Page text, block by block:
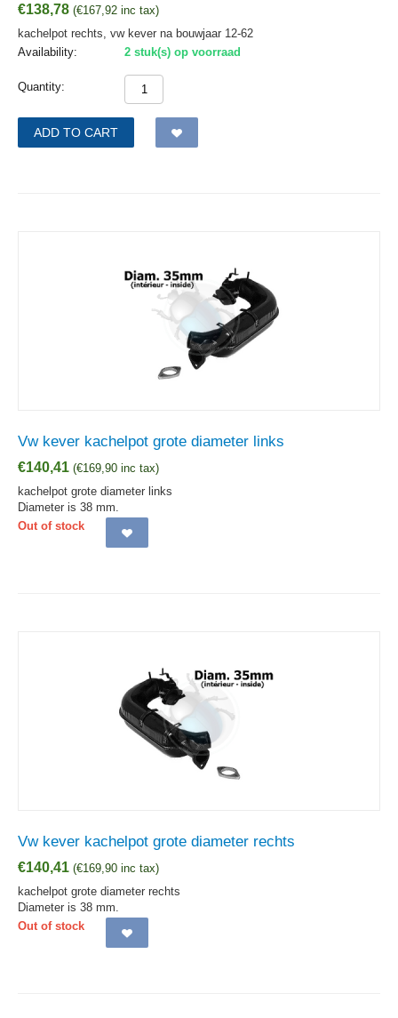
€138,78 (€167,92 inc tax)
kachelpot rechts, vw kever na bouwjaar 12-62
Availability:
2 stuk(s) op voorraad
Quantity:
ADD TO CART
Vw kever kachelpot grote diameter links
€140,41 (€169,90 inc tax)
kachelpot grote diameter links
Diameter is 38 mm.
Out of stock
Vw kever kachelpot grote diameter rechts
€140,41 (€169,90 inc tax)
kachelpot grote diameter rechts
Diameter is 38 mm.
Out of stock